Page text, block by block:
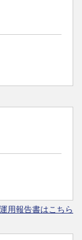
用報告書はこちら